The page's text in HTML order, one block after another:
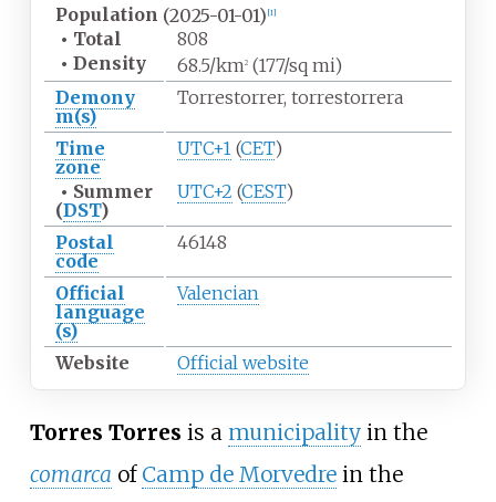
Population (2025-01-01) [1]
• Total
808
• Density 68.5/km2(177/sq mi)
Demony
m(s)
Torrestorrer, torrestorrera
Time
zone
UTC+1(CET)
• Summer
(DST)
UTC+2 (CEST)
Postal
code
46148
Official
language
(s)
Valencian
Website Official website
Torres Torres is a municipalityin the
comarca of Camp de Morvedrein the